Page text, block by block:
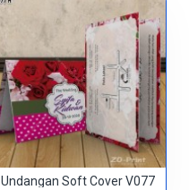
Undangan Soft Cover V077